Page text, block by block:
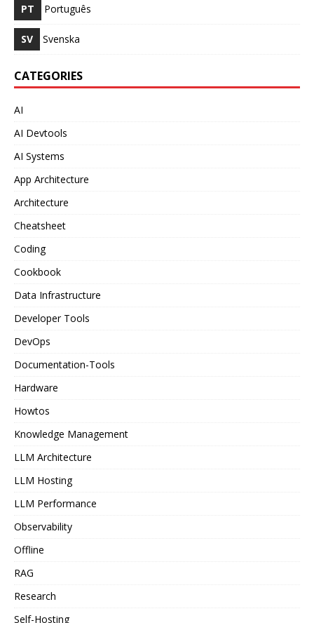
PT Português
SV Svenska
CATEGORIES
AI
AI Devtools
AI Systems
App Architecture
Architecture
Cheatsheet
Coding
Cookbook
Data Infrastructure
Developer Tools
DevOps
Documentation-Tools
Hardware
Howtos
Knowledge Management
LLM Architecture
LLM Hosting
LLM Performance
Observability
Offline
RAG
Research
Self-Hosting